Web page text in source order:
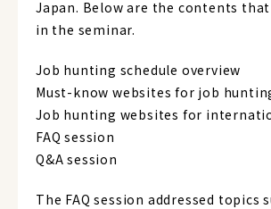
Japan. Below are the contents
in the seminar.
Job hunting schedule overview
Must-know websites for job
Job hunting websites for
FAQ session
Q&A session
The FAQ session addressed topics